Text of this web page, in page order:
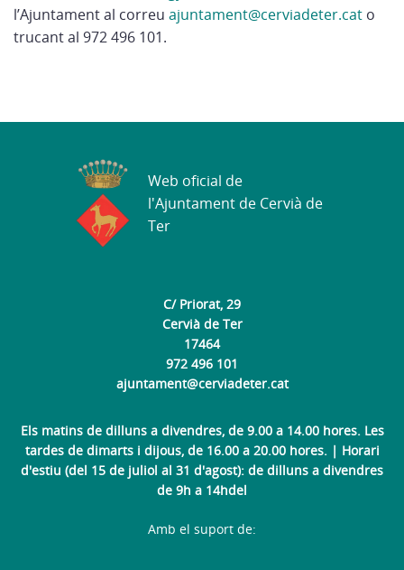
l’Ajuntament al correu ajuntament@cerviadeter.cat o
trucant al 972 496 101.
C/ Priorat, 29
Cervià de Ter
17464
972 496 101
ajuntament@cerviadeter.cat
Els matins de dilluns a divendres, de 9.00 a 14.00 hores. Les
tardes de dimarts i dijous, de 16.00 a 20.00 hores. | Horari
d'estiu (del 15 de juliol al 31 d'agost): de dilluns a divendres
de 9h a 14hdel
Web oficial de
l'Ajuntament de Cervià de
Ter
Amb el suport de: